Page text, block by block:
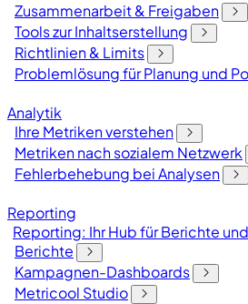
Zusammenarbeit & Freigaben
Tools zur Inhaltserstellung
Richtlinien & Limits
Problemlösung für Planung und
Analytik
Ihre Metriken verstehen
Metriken nach sozialem Netzwerk
Fehlerbehebung bei Analysen
Reporting
Reporting: Ihr Hub für Berichte
Berichte
Kampagnen-Dashboards
Metricool Studio